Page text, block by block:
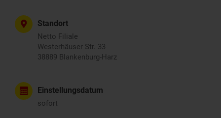
Standort
Netto Filiale
Westerhäuser Str. 33
38889 Blankenburg-Harz
Einstellungsdatum
sofort